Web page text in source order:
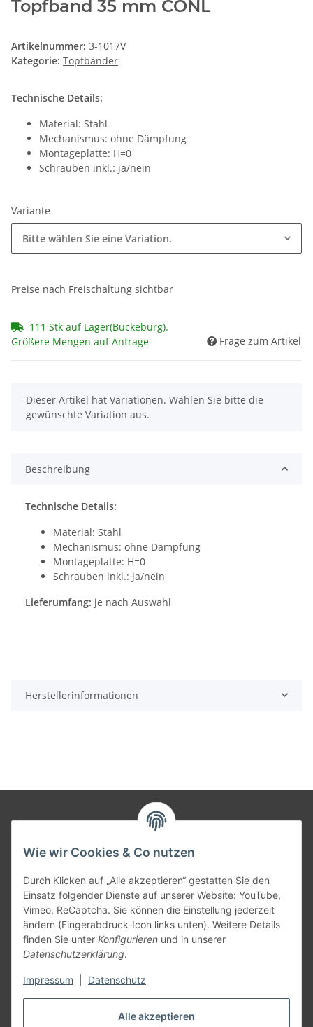
Alle akzeptieren
Wie wir Cookies & Co nutzen
Durch Klicken auf „Alle akzeptieren“ gestatten Sie den
Einsatz folgender Dienste auf unserer Website: YouTube,
Vimeo, ReCaptcha. Sie können die Einstellung jederzeit
ändern (Fingerabdruck-Icon links unten). Weitere Details
finden Sie unter Konfigurieren und in unserer
Datenschutzerklärung.
Impressum Datenschutz
Topfband 35 mm CONL
Artikelnummer: 3-1017V
Kategorie: Topfbänder
Technische Details:
Material: Stahl
Mechanismus: ohne Dämpfung
Montageplatte: H=0
Schrauben inkl.: ja/nein
Variante
Bitte wählen Sie eine Variation.
Preise nach Freischaltung sichtbar
111 Stk auf Lager(Bückeburg).
Größere Mengen auf Anfrage
Frage zum Artikel
x
Dieser Artikel hat Variationen. Wählen Sie bitte die
gewünschte Variation aus.
Beschreibung
Technische Details:
Material: Stahl
Mechanismus: ohne Dämpfung
Montageplatte: H=0
Schrauben inkl.: ja/nein
Lieferumfang: je nach Auswahl
Herstellerinformationen
Gesetzliche Informationen
Versandpartner
Kundenbewertungen